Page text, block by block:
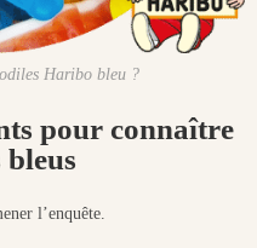
Haribo bleu ?
pour connaître
bleus
l’enquête.